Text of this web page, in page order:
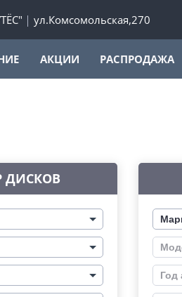
ул.Комсомольская,270
АКЦИИ РАСПРОДАЖА
ДИСКОВ
Год